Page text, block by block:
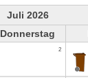
Juli 2026
Donnerstag
2